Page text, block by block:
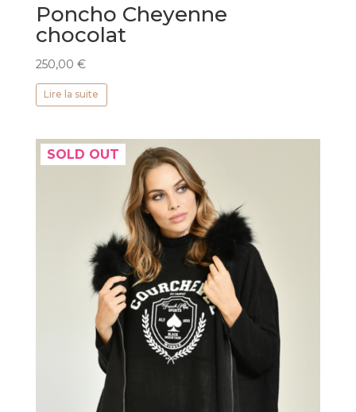
Poncho Cheyenne
chocolat
250,00 €
Lire la suite
SOLD OUT